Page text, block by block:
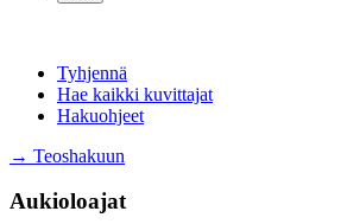
Tyhjennä
Hae kaikki kuvittajat
Hakuohjeet
→ Teoshakuun
Aukioloajat